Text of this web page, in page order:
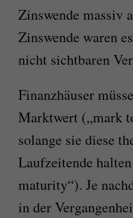
Zinswende massiv
Zinswende waren es
nicht sichtbaren
Finanzhäuser
Marktwert („mark
solange sie diese
Laufzeitende
maturity“). Je
in der